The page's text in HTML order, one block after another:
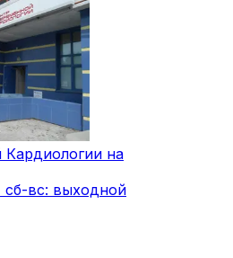
на
сб-вс: выходной